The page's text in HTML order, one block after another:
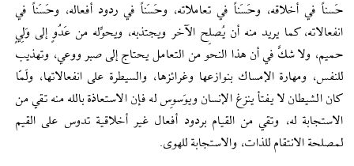
حَسناً في أخلاقه، وحَسَناً في تعاملاته، وحَسَناً في ردود أفعاله، وحَسَناً في
انفعالاته، كما يريد منه أن يُصلِح الآخر ويجتذبه، ويحوِّله من عَدُوٍ إلى وَلِيٍ
حميم، ولا شكَّ في أن هذا النحو من التعامل يحتاج إلى صبر ووعي، وتهذيب
للنفس، ومهارة الإمساك بنوازعها وغرائزها، والسيطرة على انفعالاتها، ولَمّا
كان الشيطان لا يفتأ ينزغ الإنسان ويوَسوِس له فإن الاستعاذة بالله منه تقي من
الاستجابة له، وتقي من القيام بردود أفعال غير أخلاقية تدوس على القيم
لمصلحة الانتقام للذات، والاستجابة للهوى.